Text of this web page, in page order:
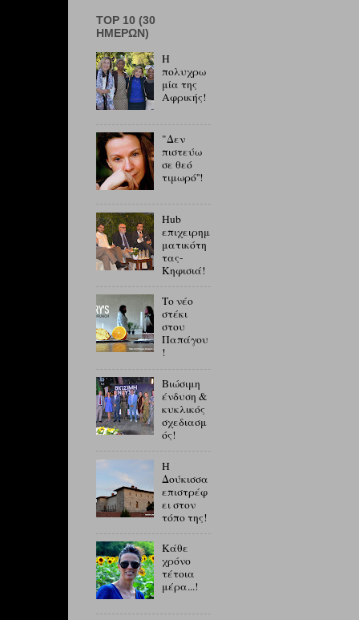
TOP 10 (30
ΗΜΕΡΏΝ)
Η
πολυχρω
μία της
Αφρικής!
"Δεν
πιστεύω
σε θεό
τιμωρό''!
Hub
επιχειρημ
ματικότη
τας-
Κηφισιά!
Το νέο
στέκι
στου
Παπάγου
!
Βιώσιμη
ένδυση &
κυκλικός
σχεδιασμ
ός!
Η
Δούκισσα
επιστρέφ
ει στον
τόπο της!
Κάθε
χρόνο
τέτοια
μέρα...!